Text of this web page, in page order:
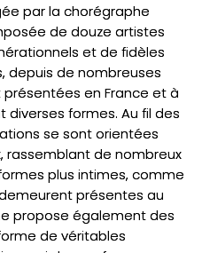
par la chorégraphe
de douze artistes
et de fidèles
depuis de nombreuses
en France et à
diverses formes. Au fil des
se sont orientées
rassemblant de nombreux
plus intimes, comme
présentes au
propose également des
de véritables